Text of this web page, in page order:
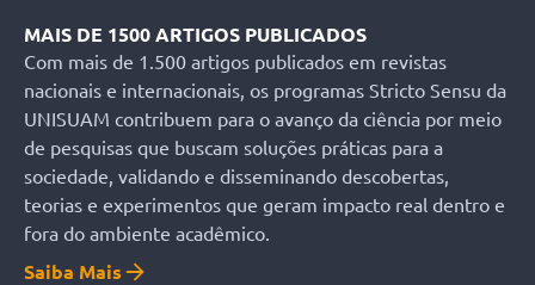
MAIS DE 1500 ARTIGOS PUBLICADOS
Com mais de 1.500 artigos publicados em revistas
nacionais e internacionais, os programas Stricto Sensu da
UNISUAM contribuem para o avanço da ciência por meio
de pesquisas que buscam soluções práticas para a
sociedade, validando e disseminando descobertas,
teorias e experimentos que geram impacto real dentro e
fora do ambiente acadêmico.
Saiba Mais